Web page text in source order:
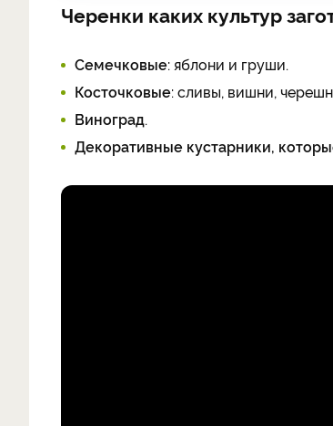
Черенки каких культур
Семечковые: яблони и груши.
Косточковые: сливы, вишни,
Виноград.
Декоративные кустарники,